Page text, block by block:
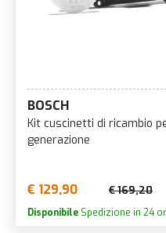
BOSCH
Kit cuscinetti di ricambio
generazione
€ 129,90 € 169,20
Disponibile Spedizione in 24